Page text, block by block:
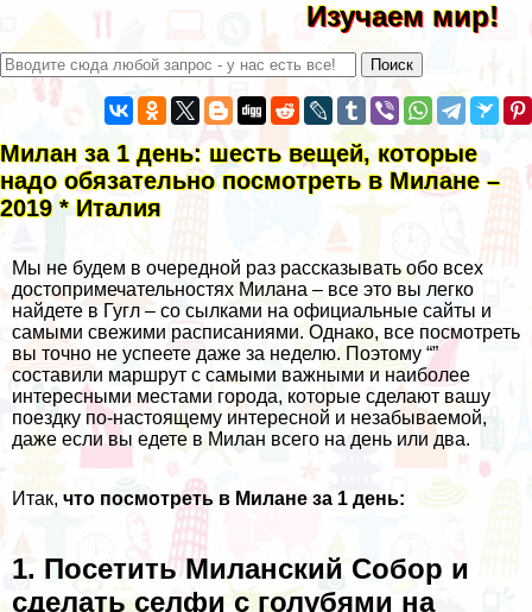
Изучаем мир!
Милан за 1 день: шесть вещей, которые
надо обязательно посмотреть в Милане –
2019 * Италия
Мы не будем в очередной раз рассказывать обо всех
достопримечательностях Милана – все это вы легко
найдете в Гугл – со сылками на официальные сайты и
самыми свежими расписаниями. Однако, все посмотреть
вы точно не успеете даже за неделю. Поэтому “”
составили маршрут с самыми важными и наиболее
интересными местами города, которые сделают вашу
поездку по-настоящему интересной и незабываемой,
даже если вы едете в Милан всего на день или два.
Итак, что посмотреть в Милане за 1 день:
1. Посетить Миланский Собор и
сделать селфи с голубями на